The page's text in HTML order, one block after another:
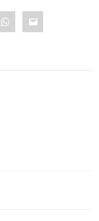
WhatsApp
Email